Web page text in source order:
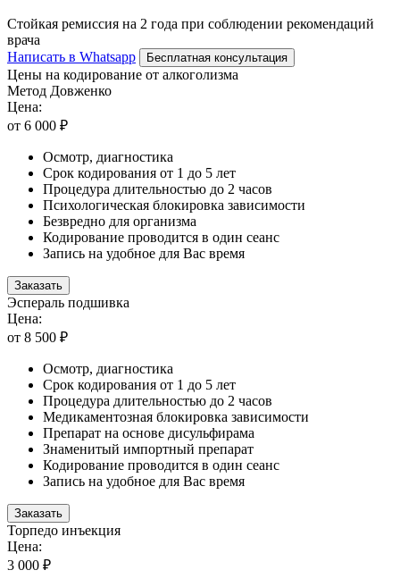
Стойкая ремиссия на 2 года при соблюдении рекомендаций
врача
Написать в Whatsapp
Бесплатная консультация
Цены на кодирование от алкоголизма
Метод Довженко
Цена:
от 6 000 ₽
Осмотр, диагностика
Срок кодирования от 1 до 5 лет
Процедура длительностью до 2 часов
Психологическая блокировка зависимости
Безвредно для организма
Кодирование проводится в один сеанс
Запись на удобное для Вас время
Заказать
Эспераль подшивка
Цена:
от 8 500 ₽
Осмотр, диагностика
Срок кодирования от 1 до 5 лет
Процедура длительностью до 2 часов
Медикаментозная блокировка зависимости
Препарат на основе дисульфирама
Знаменитый импортный препарат
Кодирование проводится в один сеанс
Запись на удобное для Вас время
Заказать
Торпедо инъекция
Цена:
3 000 ₽